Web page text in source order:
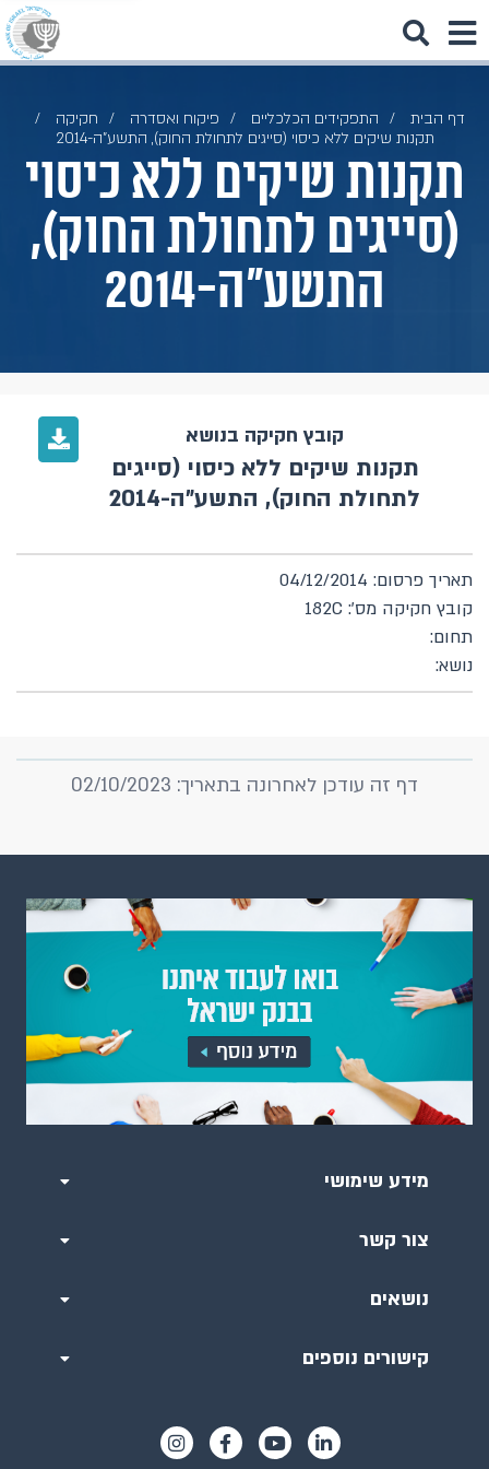
דף הבית התפקידים הכלכליים פיקוח ואסדרה
חקיקה
תקנות שיקים ללא כיסוי (סייגים לתחולת החוק), התשע"ה-2014
תקנות שיקים ללא כיסוי
(סייגים לתחולת החוק),
התשע"ה-2014
קובץ חקיקה בנושא
תקנות שיקים ללא כיסוי (סייגים
לתחולת החוק), התשע"ה-2014
תאריך פרסום: 04/12/2014
קובץ חקיקה מס': 182C
תחום:
נושא:
דף זה עודכן לאחרונה בתאריך: 02/10/2023
מידע שימושי
צור קשר
נושאים
קישורים נוספים